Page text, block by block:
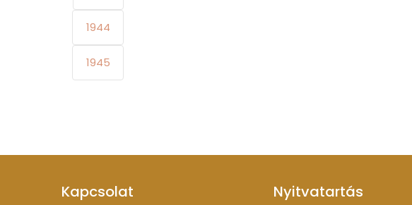
1944
1945
Kapcsolat Nyitvatartás